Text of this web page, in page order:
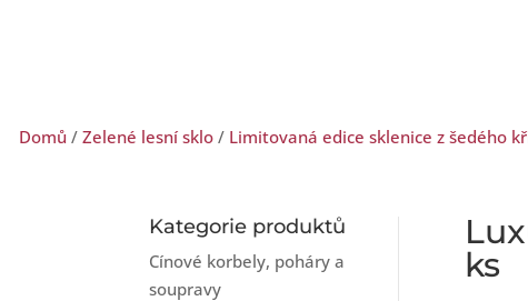
Domů / Zelené lesní sklo / Limitovaná edice sklenice z šedého
Kategorie produktů
Cínové korbely, poháry a
soupravy
ks